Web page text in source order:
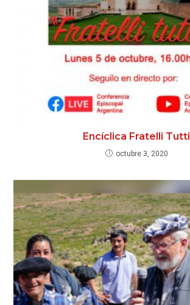
Encíclica Fratelli Tutti
octubre 3, 2020